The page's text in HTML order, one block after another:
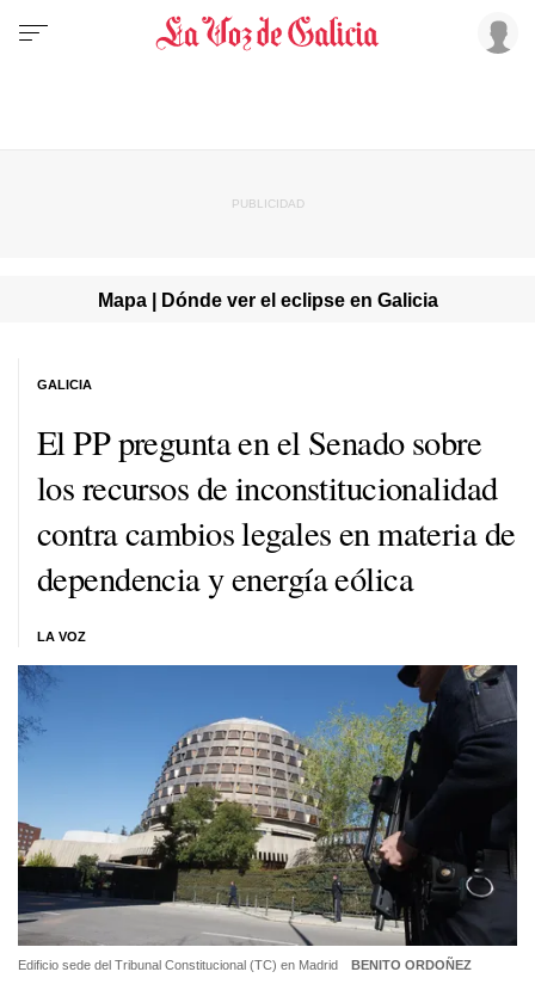
Mapa | Dónde ver el eclipse en Galicia
El PP pregunta en el Senado sobre
los recursos de inconstitucionalidad
contra cambios legales en materia de
dependencia y energía eólica
LA VOZ
GALICIA
Edificio sede del Tribunal Constitucional (TC) en Madrid BENITO ORDOÑEZ